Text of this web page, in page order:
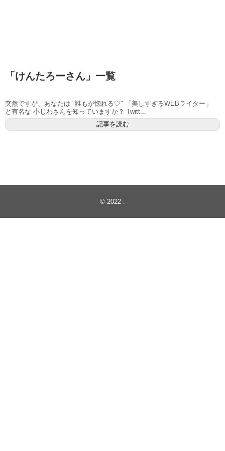
「 けんたろーさん 」 一覧
突然ですが、あなたは "誰もが惚れる♡" 「美しすぎるWEBライター」
と有名な 小じわさんを知っていますか？ Twitt...
記事を読む
© 2022